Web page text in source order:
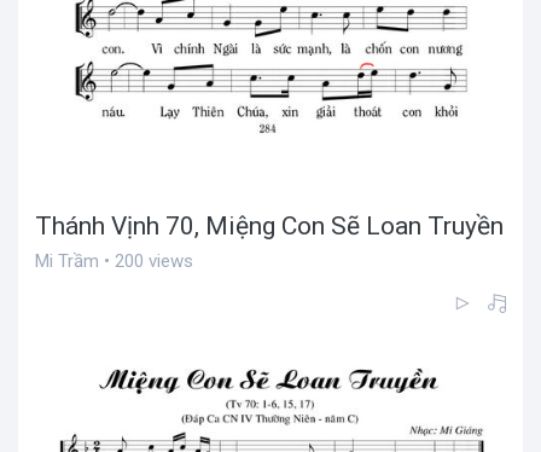
Thánh Vịnh 70, Miệng Con Sẽ Loan Truyền
Mi Trầm • 200 views